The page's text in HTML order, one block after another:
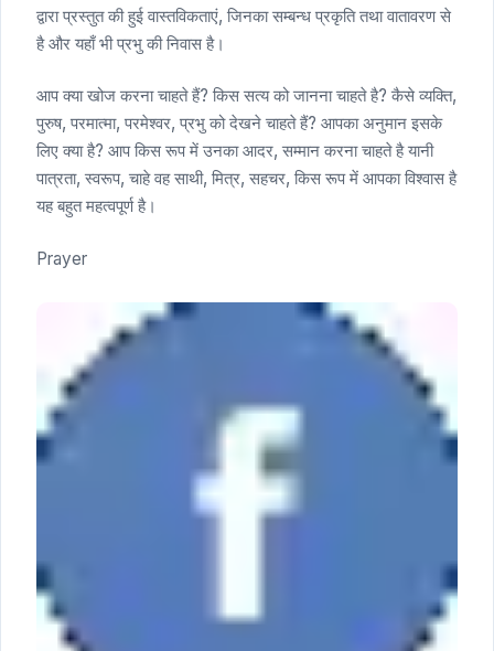
द्वारा प्रस्तुत की हुई वास्तविकताएं, जिनका सम्बन्ध प्रकृति तथा वातावरण से
है और यहाँ भी प्रभु की निवास है।
आप क्या खोज करना चाहते हैं? किस सत्य को जानना चाहते है? कैसे व्यक्ति,
पुरुष, परमात्मा, परमेश्वर, प्रभु को देखने चाहते हैं? आपका अनुमान इसके
लिए क्या है? आप किस रूप में उनका आदर, सम्मान करना चाहते है यानी
पात्रता, स्वरूप, चाहे वह साथी, मित्र, सहचर, किस रूप में आपका विश्वास है
यह बहुत महत्वपूर्ण है।
Prayer